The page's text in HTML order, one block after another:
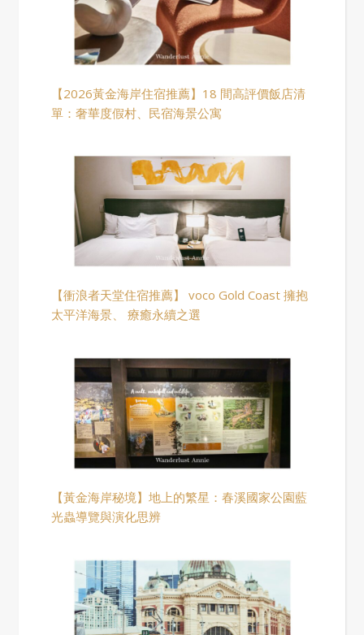
【2026黃金海岸住宿推薦】18 間高評價飯店清
單：奢華度假村、民宿海景公寓
【衝浪者天堂住宿推薦】 voco Gold Coast 擁抱
太平洋海景、 療癒永續之選
【黃金海岸秘境】地上的繁星：春溪國家公園藍
光蟲導覽與演化思辨